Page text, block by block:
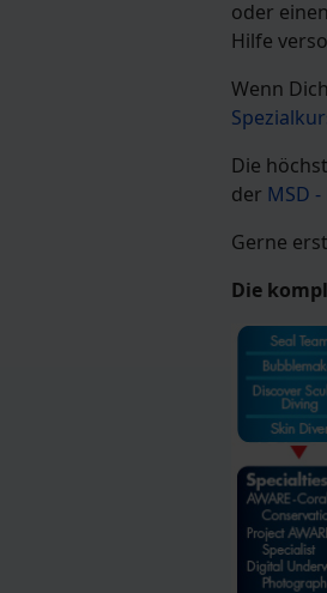
oder
Hilfe
Wenn
Die
der MSD
Gerne
Die